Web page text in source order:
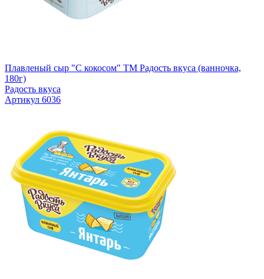
Плавленый сыр "С кокосом" TM Радость вкуса (ванночка,
180г)
Радость вкуса
Артикул 6036